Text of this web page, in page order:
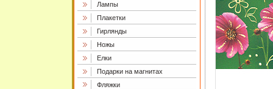
Лампы
Плакетки
Гирлянды
Ножы
Елки
Подарки на магнитах
Фляжки